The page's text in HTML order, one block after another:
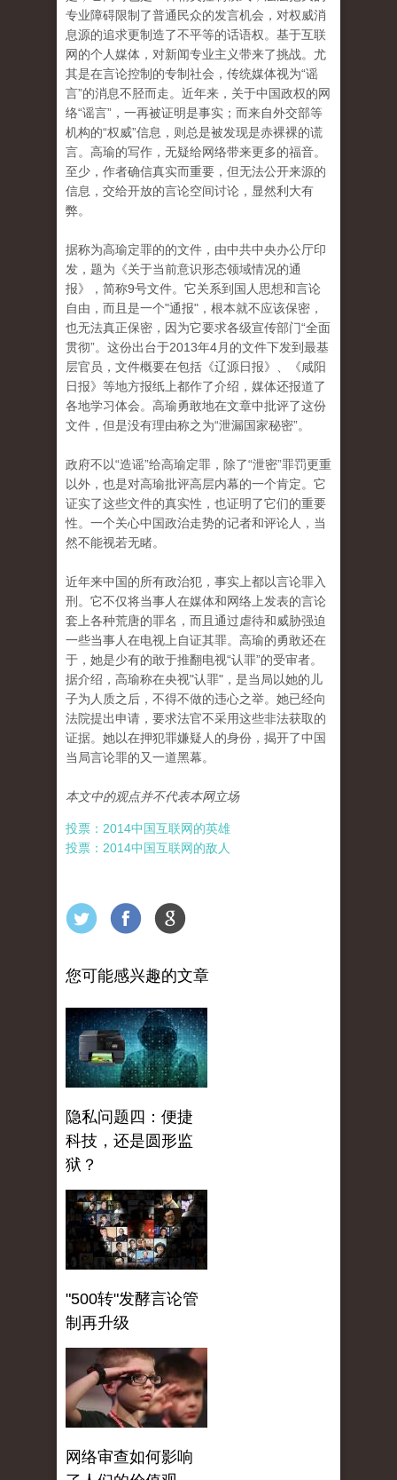
专业障碍限制了普通民众的发言机会，对权威消
息源的追求更制造了不平等的话语权。基于互联
网的个人媒体，对新闻专业主义带来了挑战。尤
其是在言论控制的专制社会，传统媒体视为“谣
言”的消息不胫而走。近年来，关于中国政权的网
络“谣言”，一再被证明是事实；而来自外交部等
机构的“权威”信息，则总是被发现是赤裸裸的谎
言。高瑜的写作，无疑给网络带来更多的福音。
至少，作者确信真实而重要，但无法公开来源的
信息，交给开放的言论空间讨论，显然利大有
弊。
据称为高瑜定罪的的文件，由中共中央办公厅印
发，题为《关于当前意识形态领域情况的通
报》，简称9号文件。它关系到国人思想和言论
自由，而且是一个"通报"，根本就不应该保密，
也无法真正保密，因为它要求各级宣传部门“全面
贯彻”。这份出台于2013年4月的文件下发到最基
层官员，文件概要在包括《辽源日报》、《咸阳
日报》等地方报纸上都作了介绍，媒体还报道了
各地学习体会。高瑜勇敢地在文章中批评了这份
文件，但是没有理由称之为“泄漏国家秘密”。
政府不以“造谣”给高瑜定罪，除了“泄密”罪罚更重
以外，也是对高瑜批评高层内幕的一个肯定。它
证实了这些文件的真实性，也证明了它们的重要
性。一个关心中国政治走势的记者和评论人，当
然不能视若无睹。
近年来中国的所有政治犯，事实上都以言论罪入
刑。它不仅将当事人在媒体和网络上发表的言论
套上各种荒唐的罪名，而且通过虐待和威胁强迫
一些当事人在电视上自证其罪。高瑜的勇敢还在
于，她是少有的敢于推翻电视“认罪”的受审者。
据介绍，高瑜称在央视"认罪"，是当局以她的儿
子为人质之后，不得不做的违心之举。她已经向
法院提出申请，要求法官不采用这些非法获取的
证据。她以在押犯罪嫌疑人的身份，揭开了中国
当局言论罪的又一道黑幕。
本文中的观点并不代表本网立场
投票：2014中国互联网的英雄
投票：2014中国互联网的敌人
您可能感兴趣的文章
隐私问题四：便捷
科技，还是圆形监
狱？
"500转"发酵言论管
制再升级
网络审查如何影响